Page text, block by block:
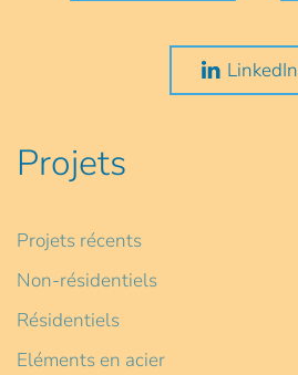
LinkedIn
Projets
Projets récents
Non-résidentiels
Résidentiels
Eléments en acier